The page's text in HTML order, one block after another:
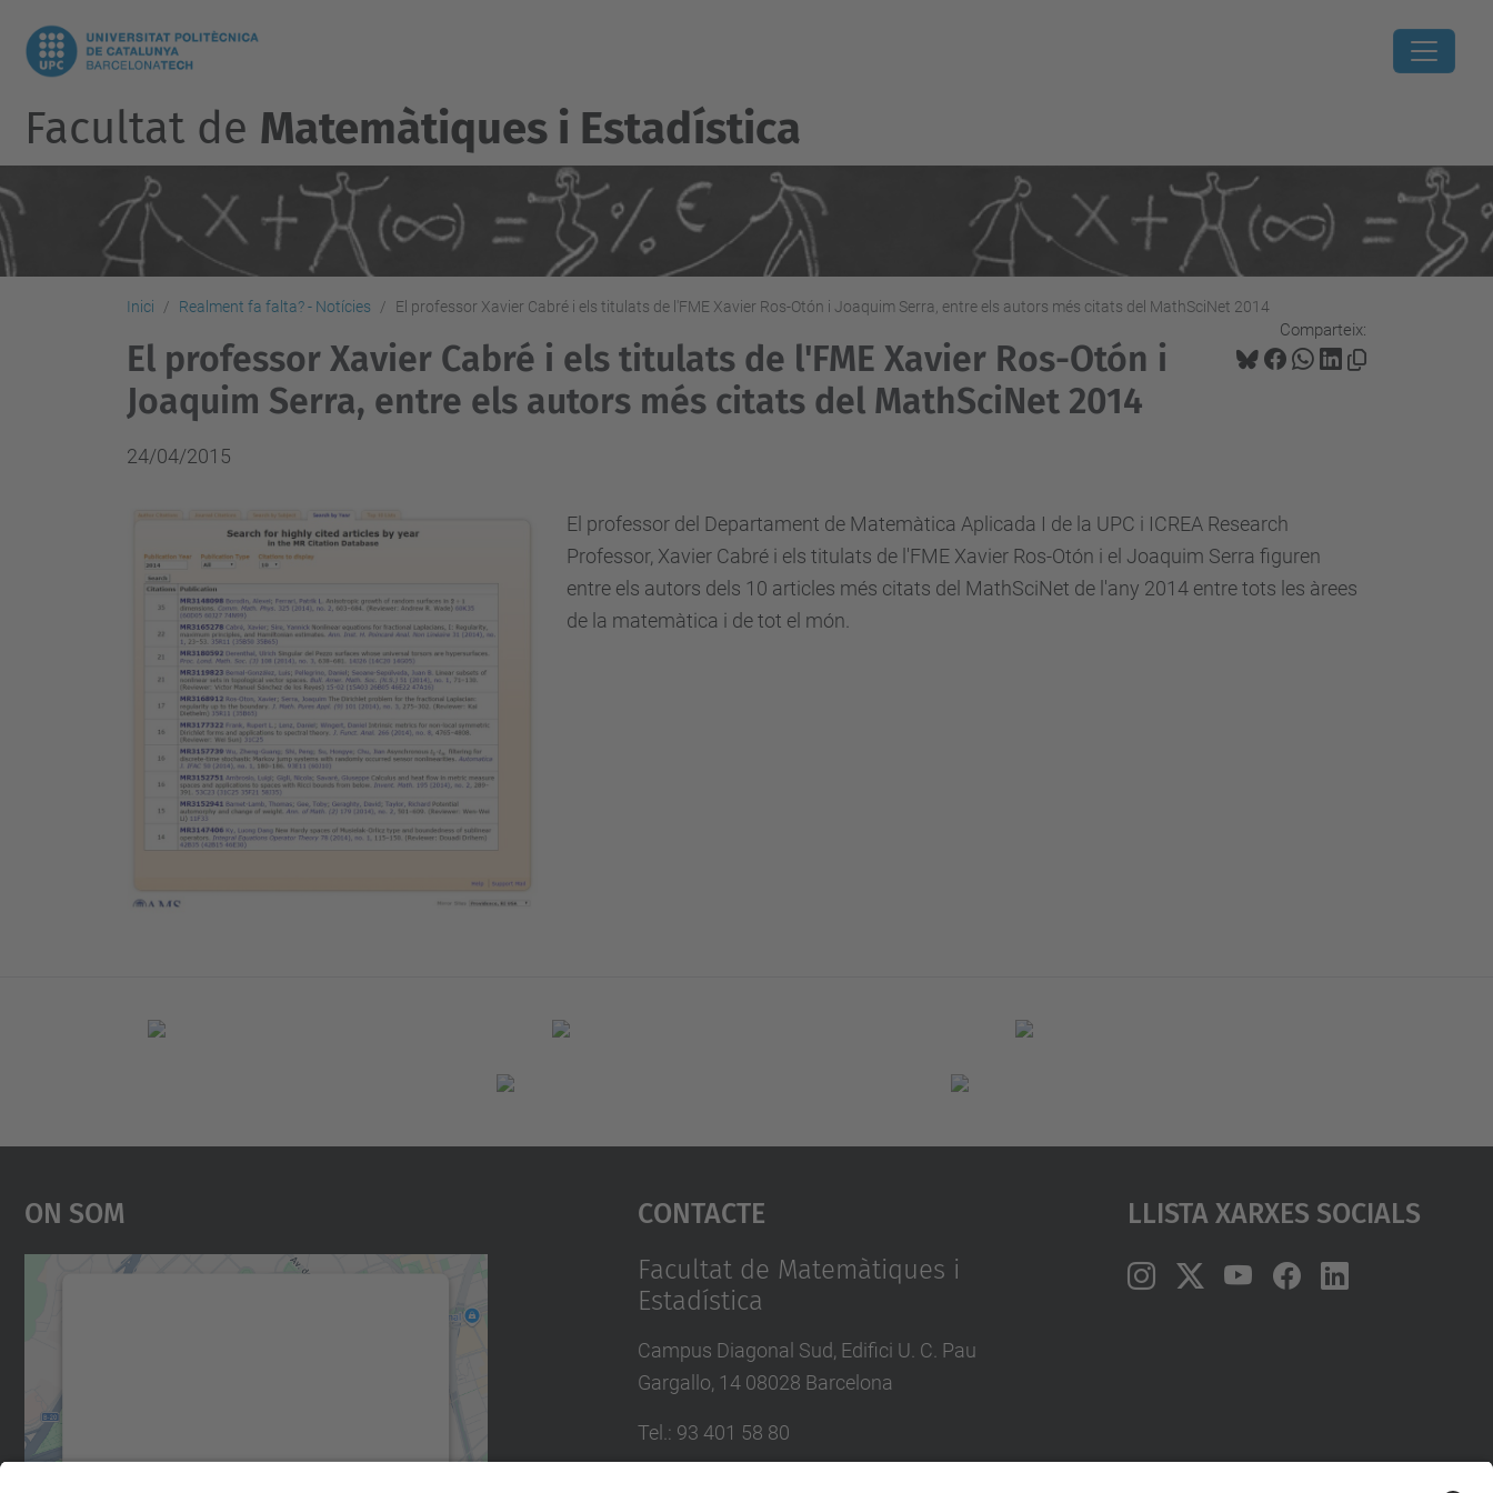
Facultat de Matemàtiques i Estadí­stica
Inici Realment fa falta? - Notícies El professor Xavier Cabré i els titulats de l'FME Xavier Ros-Otón i Joaquim Serra, entre els autors més citats del MathSciNet 2014
Comparteix:
El professor Xavier Cabré i els titulats de l'FME Xavier Ros-Otón i
Joaquim Serra, entre els autors més citats del MathSciNet 2014
24/04/2015
El professor del Departament de Matemàtica Aplicada I de la UPC i ICREA Research
Professor, Xavier Cabré i els titulats de l'FME Xavier Ros-Otón i el Joaquim Serra figuren
entre els autors dels 10 articles més citats del MathSciNet de l'any 2014 entre tots les àrees
de la matemàtica i de tot el món.
On Som Contacte
Facultat de Matemàtiques i
Estadística
Campus Diagonal Sud, Edifici U. C. Pau
Gargallo, 14 08028 Barcelona
Tel. : 93 401 58 80
Llista Xarxes Socials